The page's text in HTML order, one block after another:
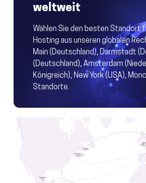
weltweit
Wählen Sie den besten Standort
Hosting aus unseren globalen
Main (Deutschland), Darmstadt
(Deutschland), Amsterdam
Königreich), New York (USA),
Standorte.